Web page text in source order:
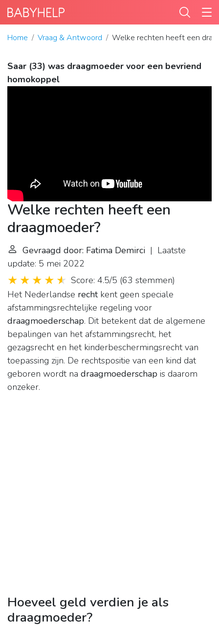
Home Vraag & Antwoord Welke rechten heeft een
Saar (33) was draagmoeder voor een bevriend
homokoppel
Welke rechten heeft een
draagmoeder?
Gevraagd door: Fatima Demirci | Laatste
update: 5 mei 2022
Score: 4.5/5 (63 stemmen)
Het Nederlandse rechtkent geen speciale
afstammingsrechtelijke regeling voor
draagmoederschap. Dit betekent dat de algemene
bepalingen van het afstammingsrecht, het
gezagsrecht en het kinderbeschermingsrecht van
toepassing zijn. De rechtspositie van een kind dat
geboren wordt na draagmoederschap is daarom
onzeker.
Hoeveel geld verdien je als
draagmoeder?